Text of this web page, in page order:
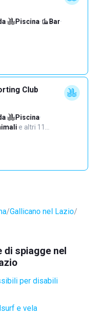
· Piscina· Bar·
Club
· Piscina·
·e altri 11…
Gallicano nel Lazio
di spiagge nel
per disabili
e vela